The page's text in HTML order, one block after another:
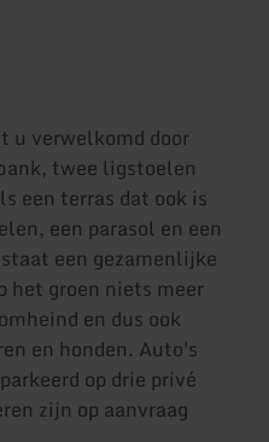
u verwelkomd door
twee ligstoelen
een terras dat ook is
een parasol en een
een gezamenlijke
het groen niets meer
en dus ook
en honden. Auto's
op drie privé
zijn op aanvraag